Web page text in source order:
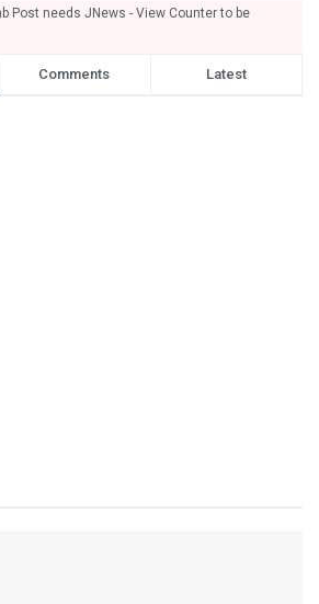
Post needs JNews - View Counter to be
Comments Latest